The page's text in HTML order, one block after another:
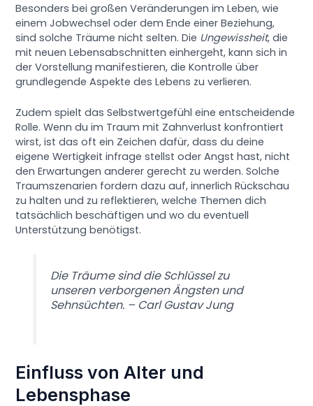
Besonders bei großen Veränderungen im Leben, wie
einem Jobwechsel oder dem Ende einer Beziehung,
sind solche Träume nicht selten. Die Ungewissheit, die
mit neuen Lebensabschnitten einhergeht, kann sich in
der Vorstellung manifestieren, die Kontrolle über
grundlegende Aspekte des Lebens zu verlieren.
Zudem spielt das Selbstwertgefühl eine entscheidende
Rolle. Wenn du im Traum mit Zahnverlust konfrontiert
wirst, ist das oft ein Zeichen dafür, dass du deine
eigene Wertigkeit infrage stellst oder Angst hast, nicht
den Erwartungen anderer gerecht zu werden. Solche
Traumszenarien fordern dazu auf, innerlich Rückschau
zu halten und zu reflektieren, welche Themen dich
tatsächlich beschäftigen und wo du eventuell
Unterstützung benötigst.
Die Träume sind die Schlüssel zu
unseren verborgenen Ängsten und
Sehnsüchten. – Carl Gustav Jung
Einfluss von Alter und
Lebensphase